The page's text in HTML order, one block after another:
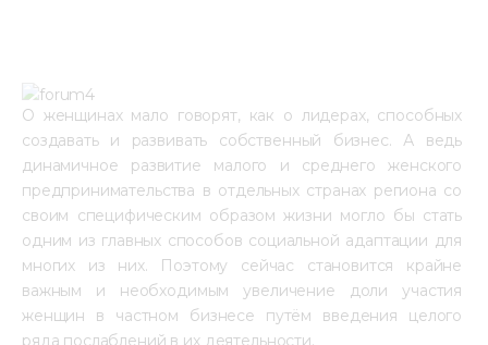
О женщинах мало говорят, как о лидерах, способных
создавать и развивать собственный бизнес. А ведь
динамичное развитие малого и среднего женского
предпринимательства в отдельных странах региона со
своим специфическим образом жизни могло бы стать
одним из главных способов социальной адаптации для
многих из них. Поэтому сейчас становится крайне
важным и необходимым увеличение доли участия
женщин в частном бизнесе путём введения целого
ряда послаблений в их деятельности.